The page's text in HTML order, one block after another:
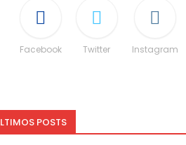
Facebook Twitter Instagram
POSTS